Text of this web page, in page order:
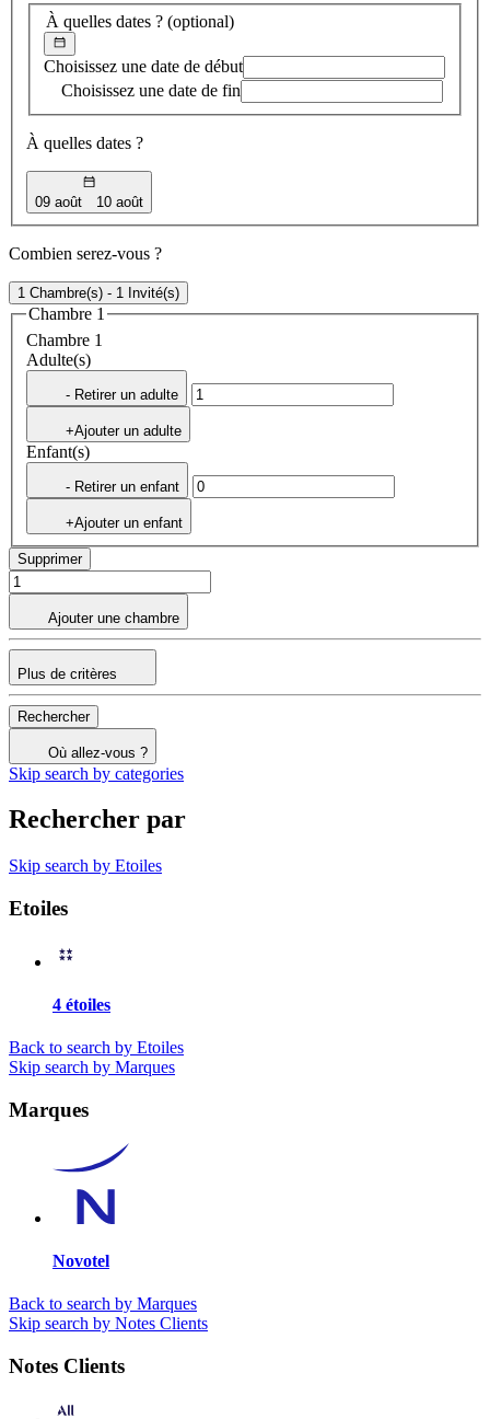
À quelles dates ? (optional)
Choisissez une date de début
Choisissez une date de fin
À quelles dates ?
09 août 10 août
Combien serez-vous ?
1 Chambre(s) - 1 Invité(s)
Chambre 1
Chambre 1
Adulte(s)
- Retirer un adulte
+Ajouter un adulte
Enfant(s)
- Retirer un enfant
+Ajouter un enfant
Supprimer
Ajouter une chambre
Plus de critères
Rechercher
Où allez-vous ?
Skip search by categories
Rechercher par
Skip search by Etoiles
Etoiles
4 étoiles
Back to search by Etoiles
Skip search by Marques
Marques
Novotel
Back to search by Marques
Skip search by Notes Clients
Notes Clients